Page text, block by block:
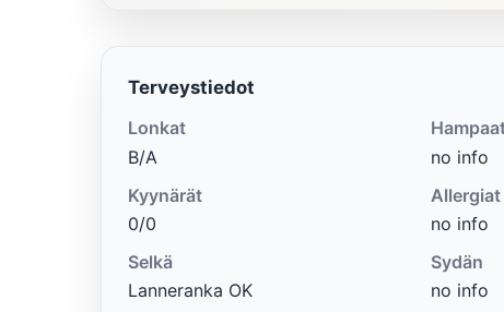
Terveystiedot
Lonkat
B/A
Kyynärät
0/0
Selkä
Lanneranka OK
no info
Allergiat
no info
Sydän
no info